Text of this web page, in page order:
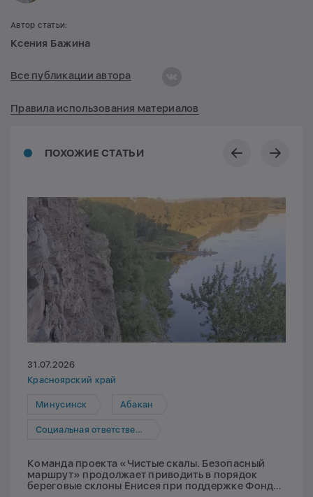
ПОХОЖИЕ СТАТЬИ
31.07.2026
Красноярский край
Минусинск Абакан
Социальная ответственность
Команда проекта «Чистые скалы. Безопасный
маршрут» продолжает приводить в порядок
береговые склоны Енисея при поддержке Фонда
Автор статьи:
Ксения Бажина
Все публикации автора
Правила использования материалов